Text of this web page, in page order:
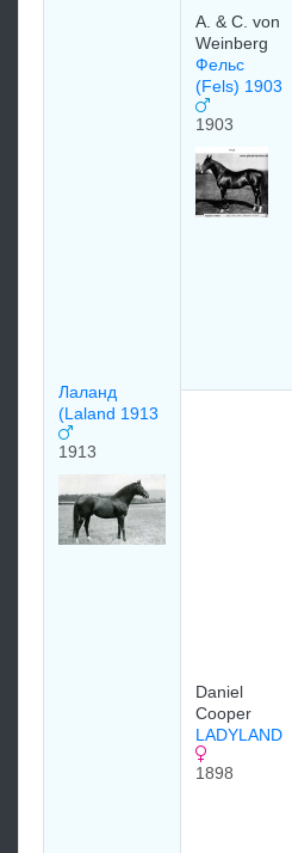
Лаланд
(Laland 1913
1913
A. & C. von
Weinberg
Фельс
(Fels) 1903
1903
Daniel
Cooper
LADYLAND
1898